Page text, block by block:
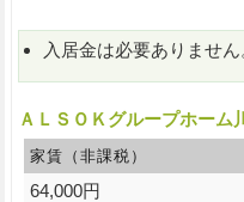
入居金は必要ありません
ＡＬＳＯＫグループホーム
家賃（非課税）
64,000円